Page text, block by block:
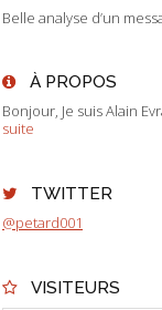
Belle analyse d’un
À PROPOS
Bonjour, Je suis Alain
suite
TWITTER
@petard001
VISITEURS